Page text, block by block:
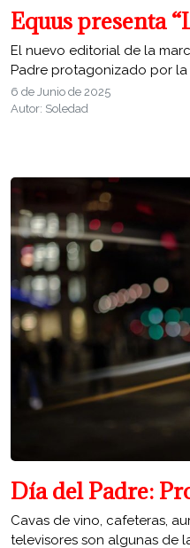
Equus presenta
El nuevo editorial de la
Padre protagonizado por la
6 de Junio de 2025
Autor: Soledad
Día del Padre:
Cavas de vino, cafeteras,
televisores son algunas de